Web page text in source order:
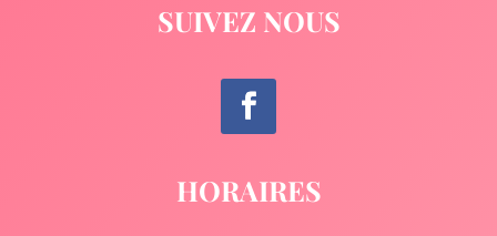
SUIVEZ NOUS
HORAIRES